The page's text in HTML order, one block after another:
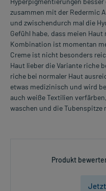
zusammen mit der Redermic
und zwischendurch mal die
Gefühl habe, dass meien
Kombination ist momentan
Creme ist nicht besonders
Haut lieber die Variante riche
riche bei normaler Haut
etwas medizinisch und wird
auch weiße Textilien
waschen und die Tubenspitze
Produkt